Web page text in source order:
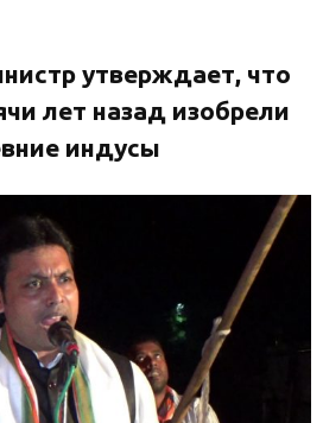
утверждает, что
лет назад изобрели
индусы